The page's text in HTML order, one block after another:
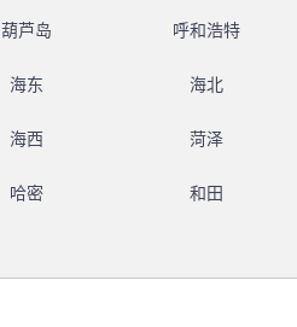
葫芦岛 呼和浩特
海东 海北
海西 菏泽
哈密 和田